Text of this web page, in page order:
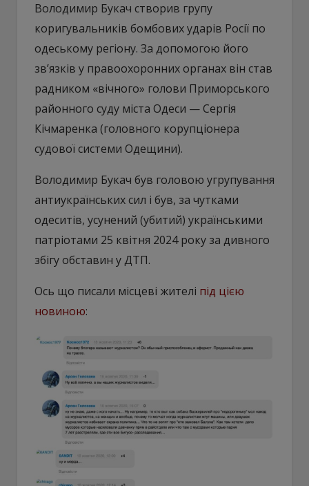
Володимир Букач створив групу
коригувальників бомбових ударів Росії по
одеському регіону. За допомогою його
зв’язків у правоохоронних органах він став
радником «вічного» голови Приморського
районного суду міста Одеси — Сергія
Кічмаренка (головного корупціонера
судової системи Одещини).
Володимир Букач був головою угрупування
антиукраїнських сил і був, за чутками
одеситів, усунений (убитий) українськими
патріотами 25 квітня 2024 року за дивного
збігу обставин у ДТП.
Ось що писали місцеві жителі під цією
новиною: